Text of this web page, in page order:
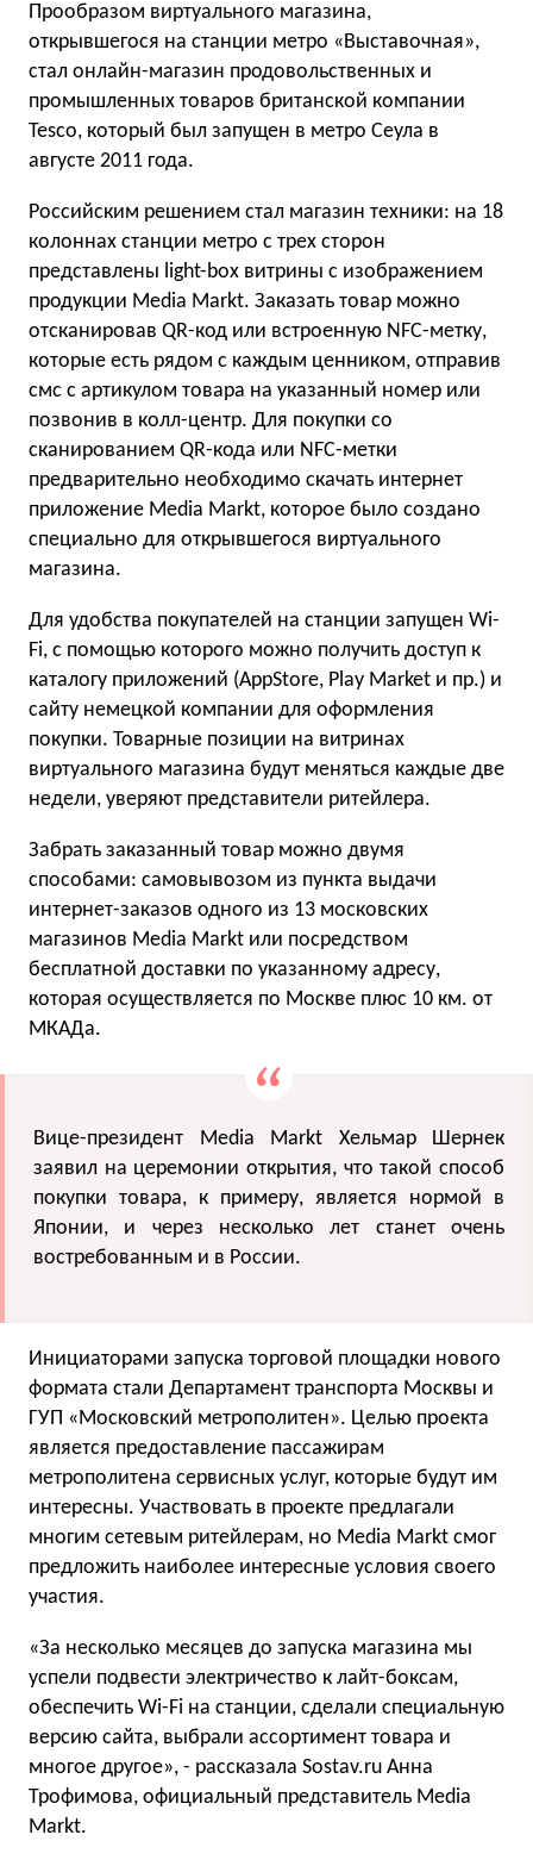
Прообразом виртуального магазина,
открывшегося на станции метро «Выставочная»,
стал онлайн-магазин продовольственных и
промышленных товаров британской компании
Tesco, который был запущен в метро Сеула в
августе 2011 года.
Российским решением стал магазин техники: на 18
колоннах станции метро с трех сторон
представлены light-box витрины с изображением
продукции Media Markt. Заказать товар можно
отсканировав QR-код или встроенную NFC-метку,
которые есть рядом с каждым ценником, отправив
смс с артикулом товара на указанный номер или
позвонив в колл-центр. Для покупки со
сканированием QR-кода или NFC-метки
предварительно необходимо скачать интернет
приложение Media Markt, которое было создано
специально для открывшегося виртуального
магазина.
Для удобства покупателей на станции запущен Wi-
Fi, с помощью которого можно получить доступ к
каталогу приложений (AppStore, Play Market и пр.) и
сайту немецкой компании для оформления
покупки. Товарные позиции на витринах
виртуального магазина будут меняться каждые две
недели, уверяют представители ритейлера.
Забрать заказанный товар можно двумя
способами: самовывозом из пункта выдачи
интернет-заказов одного из 13 московских
магазинов Media Markt или посредством
бесплатной доставки по указанному адресу,
которая осуществляется по Москве плюс 10 км. от
МКАДа.
Вице-президент Media Markt Хельмар Шернек
заявил на церемонии открытия, что такой способ
покупки товара, к примеру, является нормой в
Японии, и через несколько лет станет очень
востребованным и в России.
Инициаторами запуска торговой площадки нового
формата стали Департамент транспорта Москвы и
ГУП «Московский метрополитен». Целью проекта
является предоставление пассажирам
метрополитена сервисных услуг, которые будут им
интересны. Участвовать в проекте предлагали
многим сетевым ритейлерам, но Media Markt смог
предложить наиболее интересные условия своего
участия.
«За несколько месяцев до запуска магазина мы
успели подвести электричество к лайт-боксам,
обеспечить Wi-Fi на станции, сделали специальную
версию сайта, выбрали ассортимент товара и
многое другое», - рассказала Sostav.ru Анна
Трофимова, официальный представитель Media
Markt.